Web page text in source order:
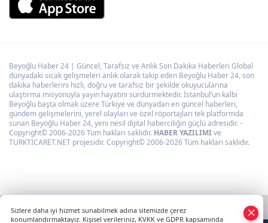
Beyoğlu Haber 24 | Güncel, Tarafsız ve Anlık Son Dakika Haberleri Global
dünyadaki sıcak gelişmeleri anlık olarak takip eden Beyoğlu Haber 24, son
dakika haberlerini hızlı, doğru ve tarafsız bir şekilde okuyucularına
ulaştırma misyonuyla yayın hayatını sürdürmektedir. İstanbul’un kalbi
Beyoğlu başta olmak üzere Türkiye ve dünyadan en güncel haberleri,
gündem gelişmelerini, yerel olayları ve özel röportajları tek platformda
sunan Beyoğlu Haber 24, yeni nesil dijital haberciliğin güçlü adresidir. -
Copyright© 2006-2026 Tüm hakları saklıdır. HABER YAZILIMIve
TURKTICARET.NET projesidir. Copyright© 2006-2026 Tüm hakları saklıdır.
Sizlere daha iyi hizmet sunabilmek adına sitemizde çerez
konumlandırmaktayız. Kişisel verileriniz, KVKK ve GDPR kapsamında